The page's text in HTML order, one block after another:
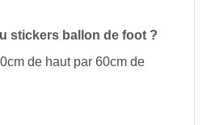
stickers ballon de foot ?
de haut par 60cm de